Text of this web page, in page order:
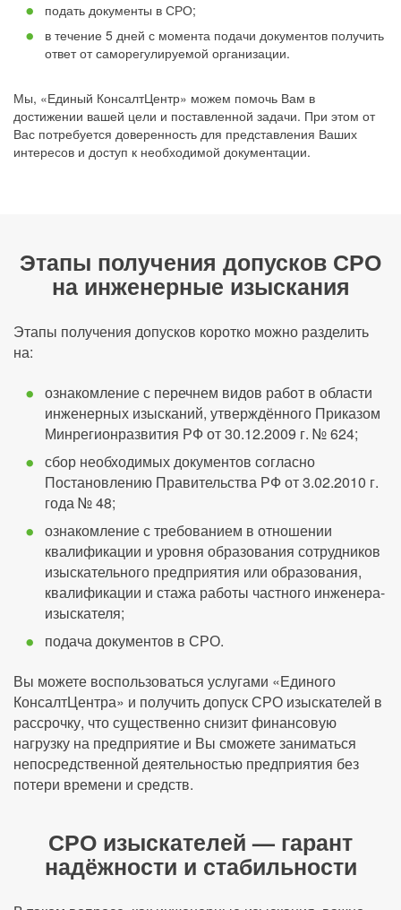
подать документы в СРО;
в течение 5 дней с момента подачи документов получить
ответ от саморегулируемой организации.
Мы, «Единый КонсалтЦентр» можем помочь Вам в
достижении вашей цели и поставленной задачи. При этом от
Вас потребуется доверенность для представления Ваших
интересов и доступ к необходимой документации.
Этапы получения допусков СРО
на инженерные изыскания
Этапы получения допусков коротко можно разделить
на:
ознакомление с перечнем видов работ в области
инженерных изысканий, утверждённого Приказом
Минрегионразвития РФ от 30.12.2009 г. № 624;
сбор необходимых документов согласно
Постановлению Правительства РФ от 3.02.2010 г.
года № 48;
ознакомление с требованием в отношении
квалификации и уровня образования сотрудников
изыскательного предприятия или образования,
квалификации и стажа работы частного инженера-
изыскателя;
подача документов в СРО.
Вы можете воспользоваться услугами «Единого
КонсалтЦентра» и получить допуск СРО изыскателей в
рассрочку, что существенно снизит финансовую
нагрузку на предприятие и Вы сможете заниматься
непосредственной деятельностью предприятия без
потери времени и средств.
СРО изыскателей — гарант
надёжности и стабильности